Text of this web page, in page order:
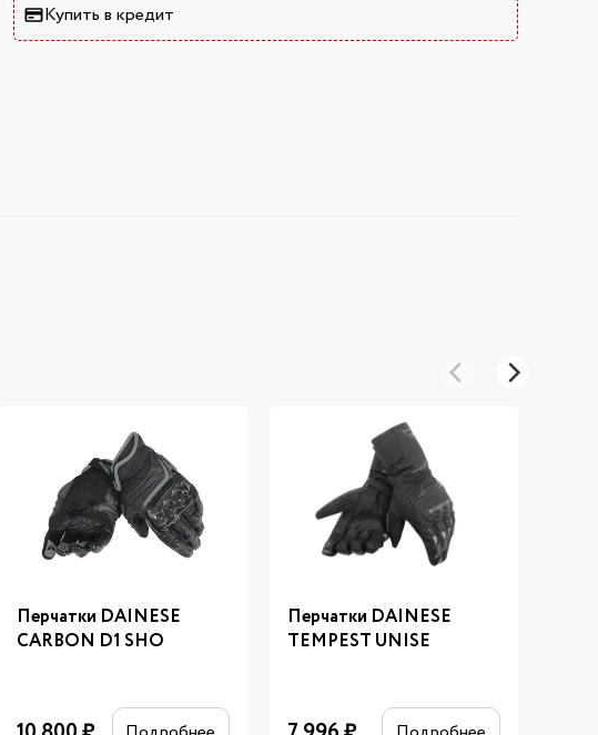
Купить в кредит
Перчатки DAINESE
CARBON D1 SHO
Перчатки DAINESE
TEMPEST UNISE